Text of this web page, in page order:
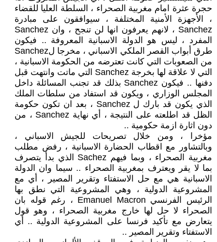
حجرة عثرة امام مغربية الصحراء ، السلطة العليا للقضاء
، الأجهزة الأمنية المختلفة ، سيوافقون على مبادرة
Sanchez ، لانهم يعرفون انها لن تنجح ، وان Sanchez
المفرد ، ليس هو الدولة الاسبانية المعروفة .. فيكون
طرق أبواب القصر الملكي الاسباني ، مخرجا لSanchez
من الصعوبات التي كانت تعترضه من الحكومة الاسبانية ،
التي لا علاقة لها بخرجة Sanchez التي ماتت وانتهت قبل
دفنها .. فيكون Sanchez بذلك قد تجنب المسائلة داخل
المجلس الوزاري ، ويكون قد استفاد من سلطات الملك
الذي يكون قد بارك ل Sanchez ، بعد ان تكون حكومة
الظل قد اطلعته على النتيجة ، أي نهاية Sanchez ، من
دون اثارة ازمة حكومية ..
مؤخرا ، ومن خلال تصريحات للجيش الاسباني ،
وبالتشاور مع اقطاب الحضارة الاسبانية ، رفض مطلب
مغربية الصحراء ، وبما فيهم Sachez الذي بدأ يتصرف
بما لا يقر ويعترف بمغربية الصحراء .. سيما وان الدولة
الاسبانية هي مع حل الاستفتاء وتقرير المصير ، أي مع
المشروعية الدولية ، وهي المشروعية التي نطق بها
الرئيس الفرنسي Emanuel Macron ، رغم قوله بان
الصحراء لا حل لها خارج مغربية الصحراء ، وهو قول
يتعارض مع تأكيد فرنسا على المشروعية الدولية .. أي
الاستفتاء وتقرير المصير ..